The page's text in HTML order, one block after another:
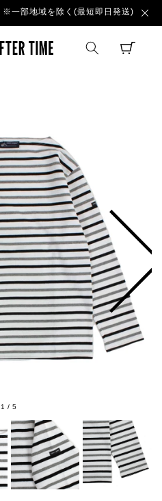
一部地域を除く(最短即日発送)
TIME AFTER
CART
1 /5